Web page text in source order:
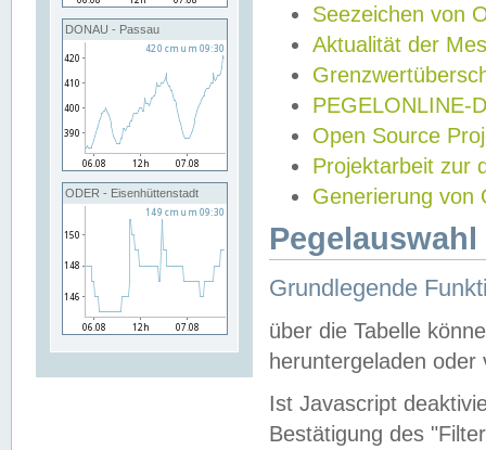
DONAU - Passau
ODER - Eisenhüttenstadt
Seezeichen von
Aktualität der
PEGELONLINE-
Open Source
Projektarbeit zur
Generierung von
Grundlegende
über die Tabelle
heruntergeladen oder
Ist Javascript
Bestätigung des